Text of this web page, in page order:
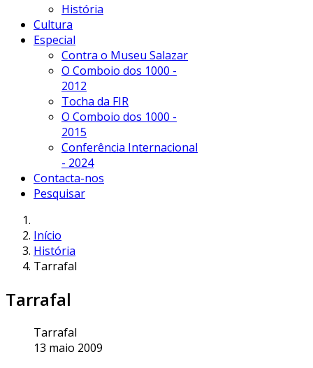
História
Cultura
Especial
Contra o Museu Salazar
O Comboio dos 1000 -
2012
Tocha da FIR
O Comboio dos 1000 -
2015
Conferência Internacional
- 2024
Contacta-nos
Pesquisar
Início
História
Tarrafal
Tarrafal
Tarrafal
13 maio 2009